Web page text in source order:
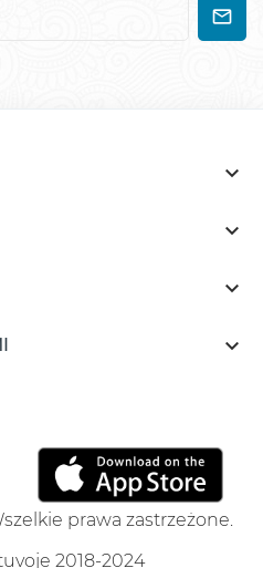




prawa zastrzeżone.
2018-2024